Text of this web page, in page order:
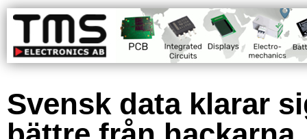
Svensk data klarar